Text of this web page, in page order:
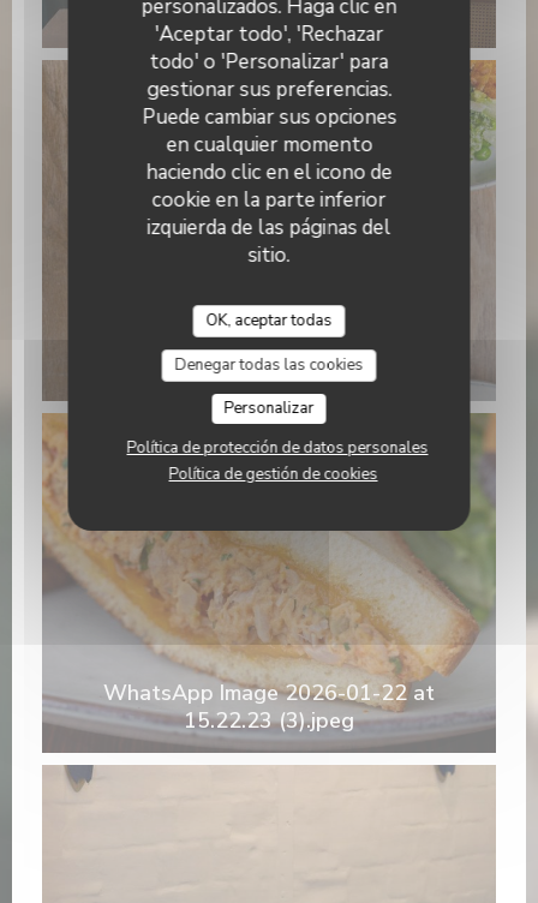
personalizados. Haga clic en
'Aceptar todo', 'Rechazar
todo' o 'Personalizar' para
gestionar sus preferencias.
Puede cambiar sus opciones
en cualquier momento
haciendo clic en el icono de
cookie en la parte inferior
izquierda de las páginas del
sitio.
OK, aceptar todas
Denegar todas las cookies
Personalizar
Política de protección de datos personales
Política de gestión de cookies
15.22.21 (3).jpeg
WhatsApp Image 2026-01-22 at
15.22.24 (1).jpeg
WhatsApp Image 2026-01-22 at
15.22.23 (3).jpeg